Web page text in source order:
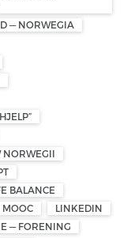
— NORWEGIA
NORWEGII
BALANCE
MOOC
LINKEDIN
— FORENING